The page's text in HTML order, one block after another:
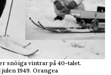
snöiga vintrar på 40-talet.
1949. Orangea